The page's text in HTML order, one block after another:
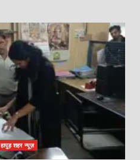
शहर न्यूज़